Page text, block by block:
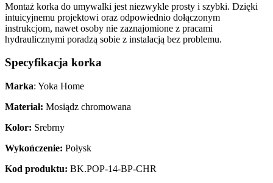
Montaż korka do umywalki jest niezwykle prosty i szybki. Dzięki
intuicyjnemu projektowi oraz odpowiednio dołączonym
instrukcjom, nawet osoby nie zaznajomione z pracami
hydraulicznymi poradzą sobie z instalacją bez problemu.
Specyfikacja korka
Marka: Yoka Home
Materiał: Mosiądz chromowana
Kolor: Srebrny
Wykończenie: Połysk
Kod produktu: BK.POP-14-BP-CHR